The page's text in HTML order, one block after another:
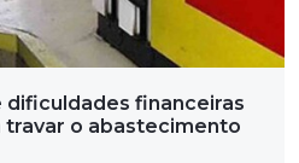
dificuldades financeiras
travar o abastecimento